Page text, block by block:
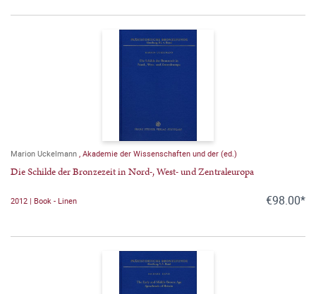
Marion Uckelmann , Akademie der Wissenschaften und der (ed.)
Die Schilde der Bronzezeit in Nord-, West- und Zentraleuropa
2012 | Book - Linen €98.00*